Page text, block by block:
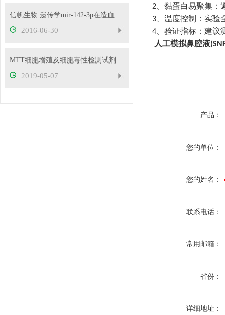
信帆生物:遗传学mir-142-3p在造血干细胞中特异性
2016-06-30
MTT细胞增殖及细胞毒性检测试剂盒的使用方法
2019-05-07
2 黏蛋白易聚集
3 温度控制 ：实验
4 验证指标 ：建议
人工模拟鼻腔液
产品：
您的单位：
您的姓名：
联系电话：
常用邮箱：
省份：
详细地址：